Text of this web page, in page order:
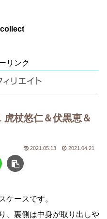
リンク
杖悠仁＆伏黒恵＆
2021.05.13 2021.04.21
ケースです。
、裏側は中身が取り出しや